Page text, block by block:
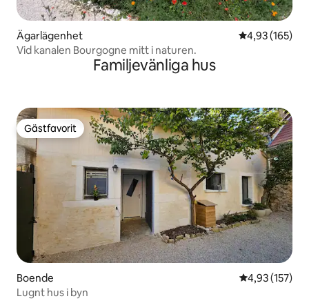
Ägarlägenhet 4,93 av 5 i
4,93 (165)
Vid kanalen Bourgogne mitt i naturen.
Familjevänliga hus
Gästfavorit
Gästfavorit
Boende 4,93 av 5 i
4,93 (157)
Lugnt hus i byn